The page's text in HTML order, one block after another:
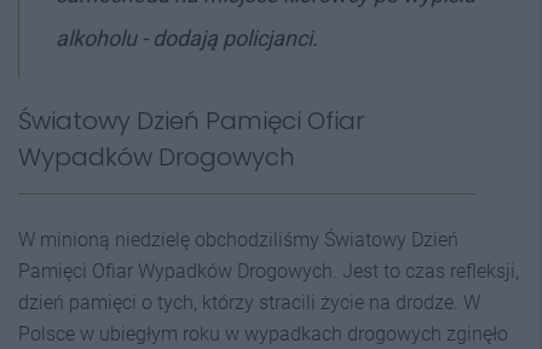
alkoholu - dodają policjanci.
Światowy Dzień Pamięci Ofiar
Wypadków Drogowych
W minioną niedzielę obchodziliśmy Światowy Dzień
Pamięci Ofiar Wypadków Drogowych. Jest to czas refleksji,
dzień pamięci o tych, którzy stracili życie na drodze. W
Polsce w ubiegłym roku w wypadkach drogowych zginęło